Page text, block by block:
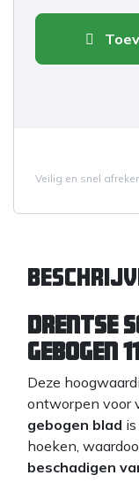
Veilig en snel
Drentse
gebogen
Deze
ontworpen voor
gebogen blad
hoeken,
beschadigen